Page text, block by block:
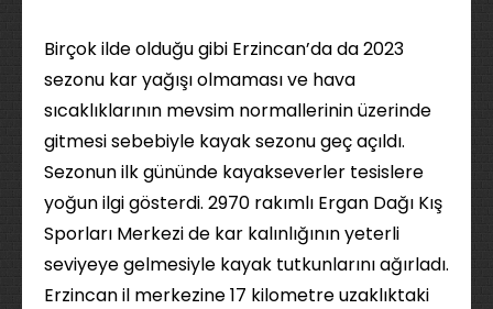
Birçok ilde olduğu gibi Erzincan’da da 2023
sezonu kar yağışı olmaması ve hava
sıcaklıklarının mevsim normallerinin üzerinde
gitmesi sebebiyle kayak sezonu geç açıldı.
Sezonun ilk gününde kayakseverler tesislere
yoğun ilgi gösterdi. 2970 rakımlı Ergan Dağı Kış
Sporları Merkezi de kar kalınlığının yeterli
seviyeye gelmesiyle kayak tutkunlarını ağırladı.
Erzincan il merkezine 17 kilometre uzaklıktaki